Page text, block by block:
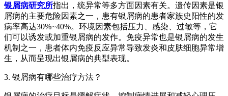
银屑病研究所指出，统异常等多方面因素有关。遗传因素是银
屑病的主要危险因素之一，患有银屑病的患者家族史阳性的发
病率高达30%~40%。环境因素包括压力、感染、过敏等，它
们可以诱发或加重银屑病的发作。免疫异常也是银屑病的发生
机制之一，患者体内免疫反应异常导致发炎和皮肤细胞异常增
生，从而呈现出银屑病的典型表现。
3. 银屑病有哪些治疗方法？